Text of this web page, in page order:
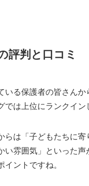
評判と口コミ
いる保護者の皆さん
では上位にランクイン
らは「子どもたちに
い雰囲気」といった
ントですね。